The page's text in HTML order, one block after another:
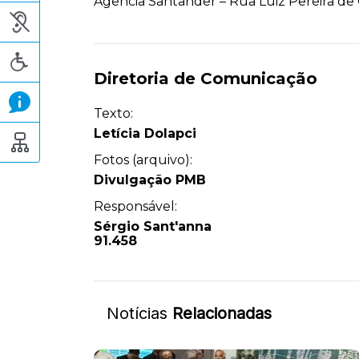
Diretoria de Comunicação
Texto:
Letícia Dolapci
Fotos (arquivo):
Divulgação PMB
Responsável:
Sérgio Sant'anna
91.458
Notícias Relacionadas